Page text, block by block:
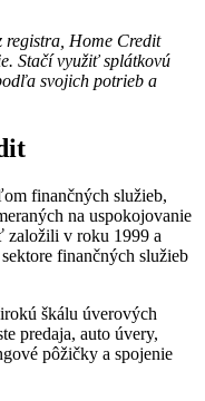
registra, Home Credit
Stačí využiť splátkovú
svojich potrieb a
finančných služieb,
na uspokojovanie
založili v roku 1999 a
finančných služieb
škálu úverových
predaja, auto úvery,
pôžičky a spojenie